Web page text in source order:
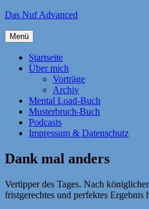
Zum
springen
Das Nuf Advanced
Menü
Startseite
Über mich
Vorträge
Archiv
Mental Load-Buch
Musterbruch-Buch
Podcasts
Impressum & Datenschutz
Dank mal anders
Vertipper des Tages. Nach
fristgerechtes und perfektes Ergebnis